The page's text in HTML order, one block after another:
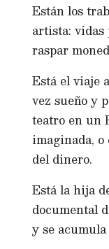
Están los
artista: vidas
raspar
Está el viaje
vez sueño y
teatro en un
imaginada,
del dinero.
Está la hija
documental
y se